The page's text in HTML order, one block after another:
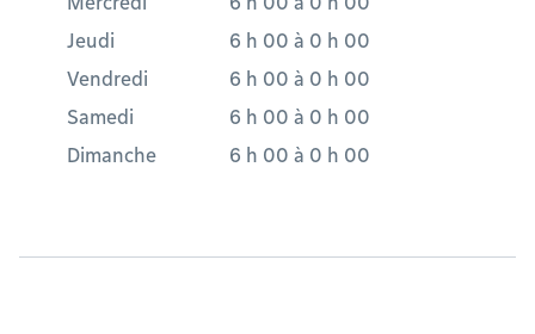
Jeudi
6 h 00 à 0 h 00
Vendredi
6 h 00 à 0 h 00
Samedi
6 h 00 à 0 h 00
Dimanche
6 h 00 à 0 h 00